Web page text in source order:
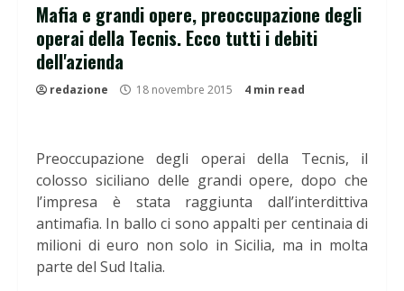
Mafia e grandi opere, preoccupazione degli
operai della Tecnis. Ecco tutti i debiti
dell'azienda
redazione 18 novembre 2015 4 min read
Preoccupazione degli operai della Tecnis, il
colosso siciliano delle grandi opere, dopo che
l’impresa è stata raggiunta dall’interdittiva
antimafia. In ballo ci sono appalti per centinaia di
milioni di euro non solo in Sicilia, ma in molta
parte del Sud Italia.